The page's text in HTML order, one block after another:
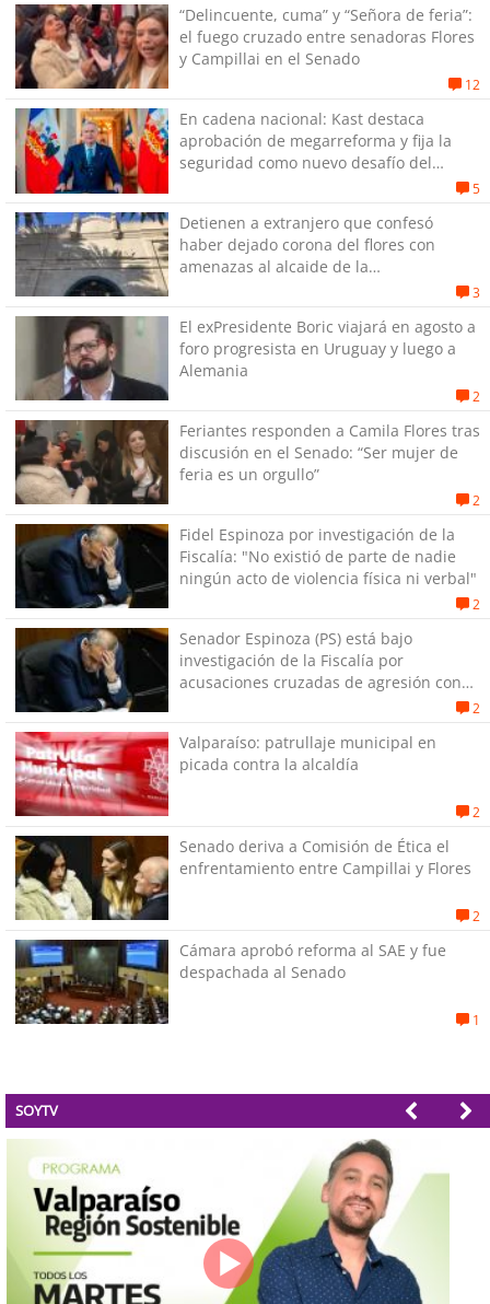
“Delincuente, cuma” y “Señora de feria”:
el fuego cruzado entre senadoras Flores
y Campillai en el Senado
12
En cadena nacional: Kast destaca
aprobación de megarreforma y fija la
seguridad como nuevo desafío del
5
Detienen a extranjero que confesó
haber dejado corona del flores con
amenazas al alcaide de la
3
El exPresidente Boric viajará en agosto a
foro progresista en Uruguay y luego a
Alemania
2
Feriantes responden a Camila Flores tras
discusión en el Senado: “Ser mujer de
feria es un orgullo”
2
Fidel Espinoza por investigación de la
Fiscalía: "No existió de parte de nadie
ningún acto de violencia física ni verbal"
2
Senador Espinoza (PS) está bajo
investigación de la Fiscalía por
acusaciones cruzadas de agresión con
2
Valparaíso: patrullaje municipal en
picada contra la alcaldía
2
Senado deriva a Comisión de Ética el
enfrentamiento entre Campillai y Flores
2
Cámara aprobó reforma al SAE y fue
despachada al Senado
1
SOYTV